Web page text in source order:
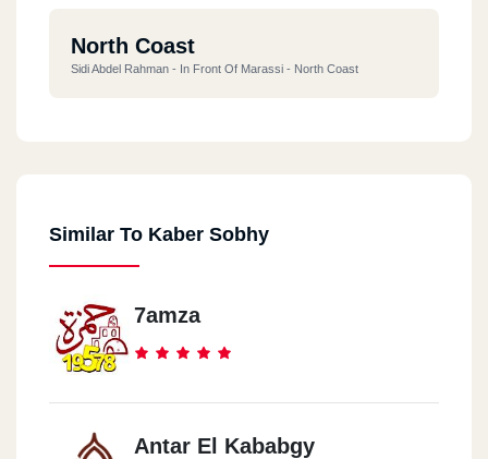
North Coast
Sidi Abdel Rahman - In Front Of Marassi - North Coast
Similar To Kaber Sobhy
7amza
Antar El Kababgy